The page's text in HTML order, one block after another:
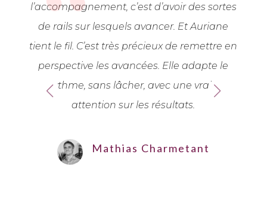
l’accompagnement, c’est d’avoir des sortes
de rails sur lesquels avancer. Et Auriane
tient le fil. C’est très précieux de remettre en
perspective les avancées. Elle adapte le
rythme, sans lâcher, avec une vraie
attention sur les résultats.
Mathias Charmetant